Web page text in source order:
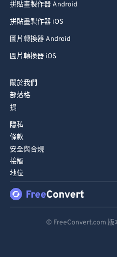
拼貼畫製作器 Android
拼貼畫製作器 iOS
圖片轉換器 Android
圖片轉換器 iOS
關於我們
部落格
捐
隱私
條款
安全與合規
接觸
地位
© FreeConvert.com